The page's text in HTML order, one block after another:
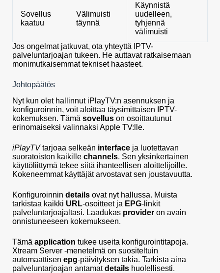
Sovellus
kaatuu
Välimuisti
täynnä
Käynnistä
uudelleen,
tyhjennä
välimuisti
Jos ongelmat jatkuvat, ota yhteyttä IPTV-
palveluntarjoajan tukeen. He auttavat ratkaisemaan
monimutkaisemmat tekniset haasteet.
Johtopäätös
Nyt kun olet hallinnut iPlayTV:n asennuksen ja
konfiguroinnin, voit aloittaa täysimittaisen IPTV-
kokemuksen. Tämä sovellus on osoittautunut
erinomaiseksi valinnaksi Apple TV:lle.
iPlayTVtarjoaa selkeän interface ja luotettavan
suoratoiston kaikille channels. Sen yksinkertainen
käyttöliittymä tekee siitä ihanteellisen aloittelijoille.
Kokeneemmat käyttäjät arvostavat sen joustavuutta.
Konfiguroinnin details ovat nyt hallussa. Muista
tarkistaa kaikki URL-osoitteet ja EPG-linkit
palveluntarjoajaltasi. Laadukas provider on avain
onnistuneeseen kokemukseen.
Tämä application tukee useita konfigurointitapoja.
Xtream Server -menetelmä on suositeltuin
automaattisen epg-päivityksen takia. Tarkista aina
palveluntarjoajan antamatdetails huolellisesti.